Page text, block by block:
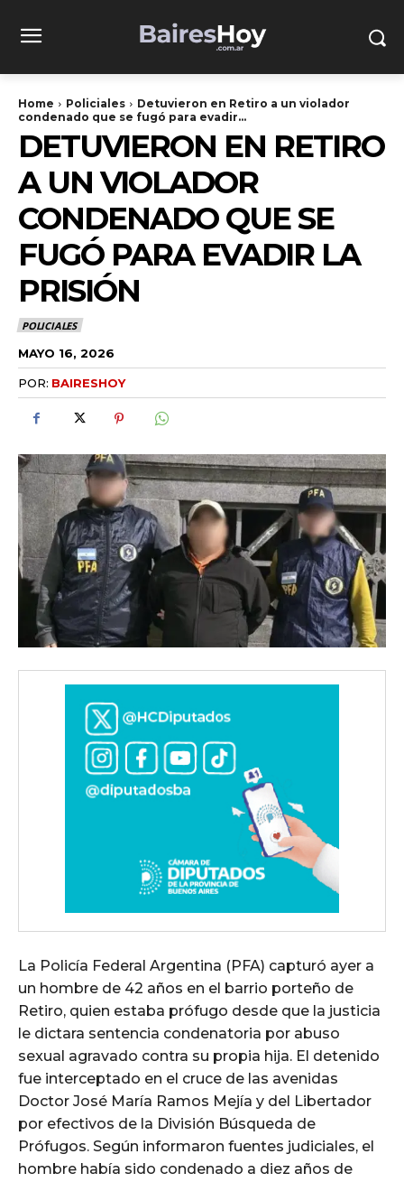
Home Policiales
Detuvieron en Retiro a un violador
condenado que se fugó para evadir...
DETUVIERON EN RETIRO
A UN VIOLADOR
CONDENADO QUE SE
FUGÓ PARA EVADIR LA
PRISIÓN
POLICIALES
MAYO 16, 2026
POR: BAIRESHOY
La Policía Federal Argentina (PFA) capturó ayer a
un hombre de 42 años en el barrio porteño de
Retiro, quien estaba prófugo desde que la justicia
le dictara sentencia condenatoria por abuso
sexual agravado contra su propia hija. El detenido
fue interceptado en el cruce de las avenidas
Doctor José María Ramos Mejía y del Libertador
por efectivos de la División Búsqueda de
Prófugos. Según informaron fuentes judiciales, el
hombre había sido condenado a diez años de